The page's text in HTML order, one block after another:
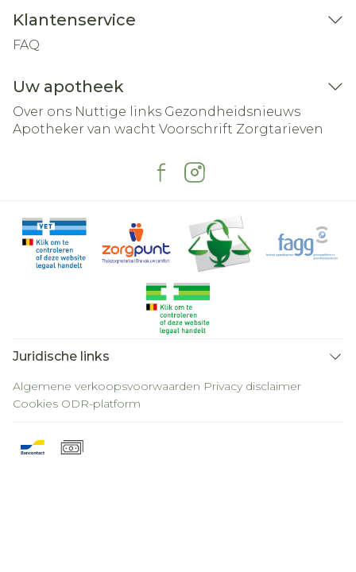
Klantenservice
FAQ
Uw apotheek
Over ons Nuttige links Gezondheidsnieuws
Apotheker van wacht Voorschrift Zorgtarieven
Juridische links
Algemene verkoopsvoorwaarden Privacy disclaimer
Cookies ODR-platform